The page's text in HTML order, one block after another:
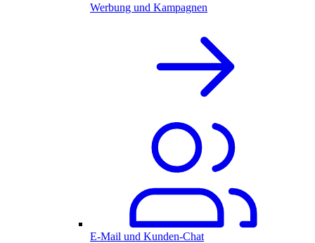
Werbung und Kampagnen
E-Mail und Kunden-Chat